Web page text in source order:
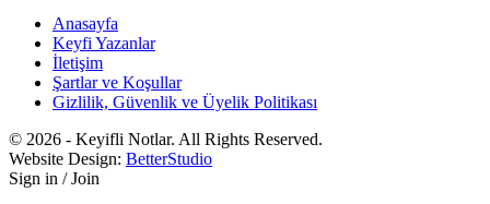
Anasayfa
Keyfi Yazanlar
İletişim
Şartlar ve Koşullar
Gizlilik, Güvenlik ve Üyelik Politikası
© 2026 - Keyifli Notlar. All Rights Reserved.
Website Design: BetterStudio
Sign in / Join